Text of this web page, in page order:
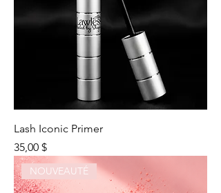
Lash Iconic Primer
Prix
35,00 $
NOUVEAUTÉ